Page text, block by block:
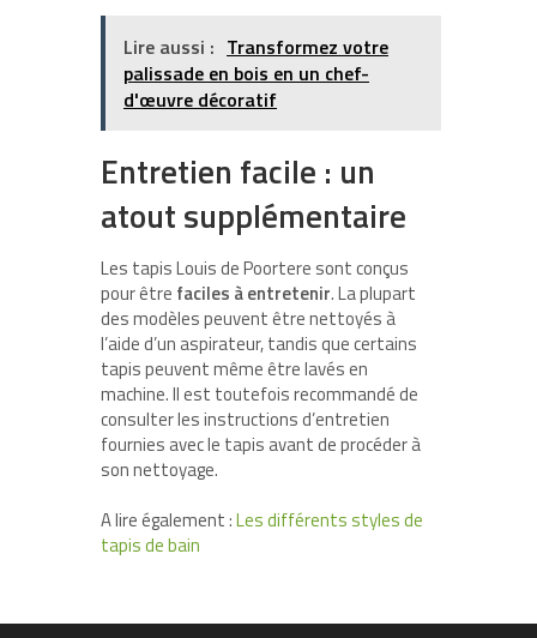
Lire aussi : Transformez votre
palissade en bois en un chef-
d'œuvre décoratif
Entretien facile : un
atout supplémentaire
Les tapis Louis de Poortere sont conçus
pour être faciles à entretenir. La plupart
des modèles peuvent être nettoyés à
l’aide d’un aspirateur, tandis que certains
tapis peuvent même être lavés en
machine. Il est toutefois recommandé de
consulter les instructions d’entretien
fournies avec le tapis avant de procéder à
son nettoyage.
A lire également :Les différents styles de
tapis de bain